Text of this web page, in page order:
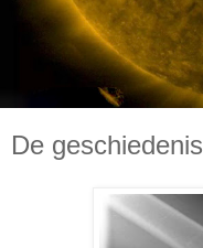
De